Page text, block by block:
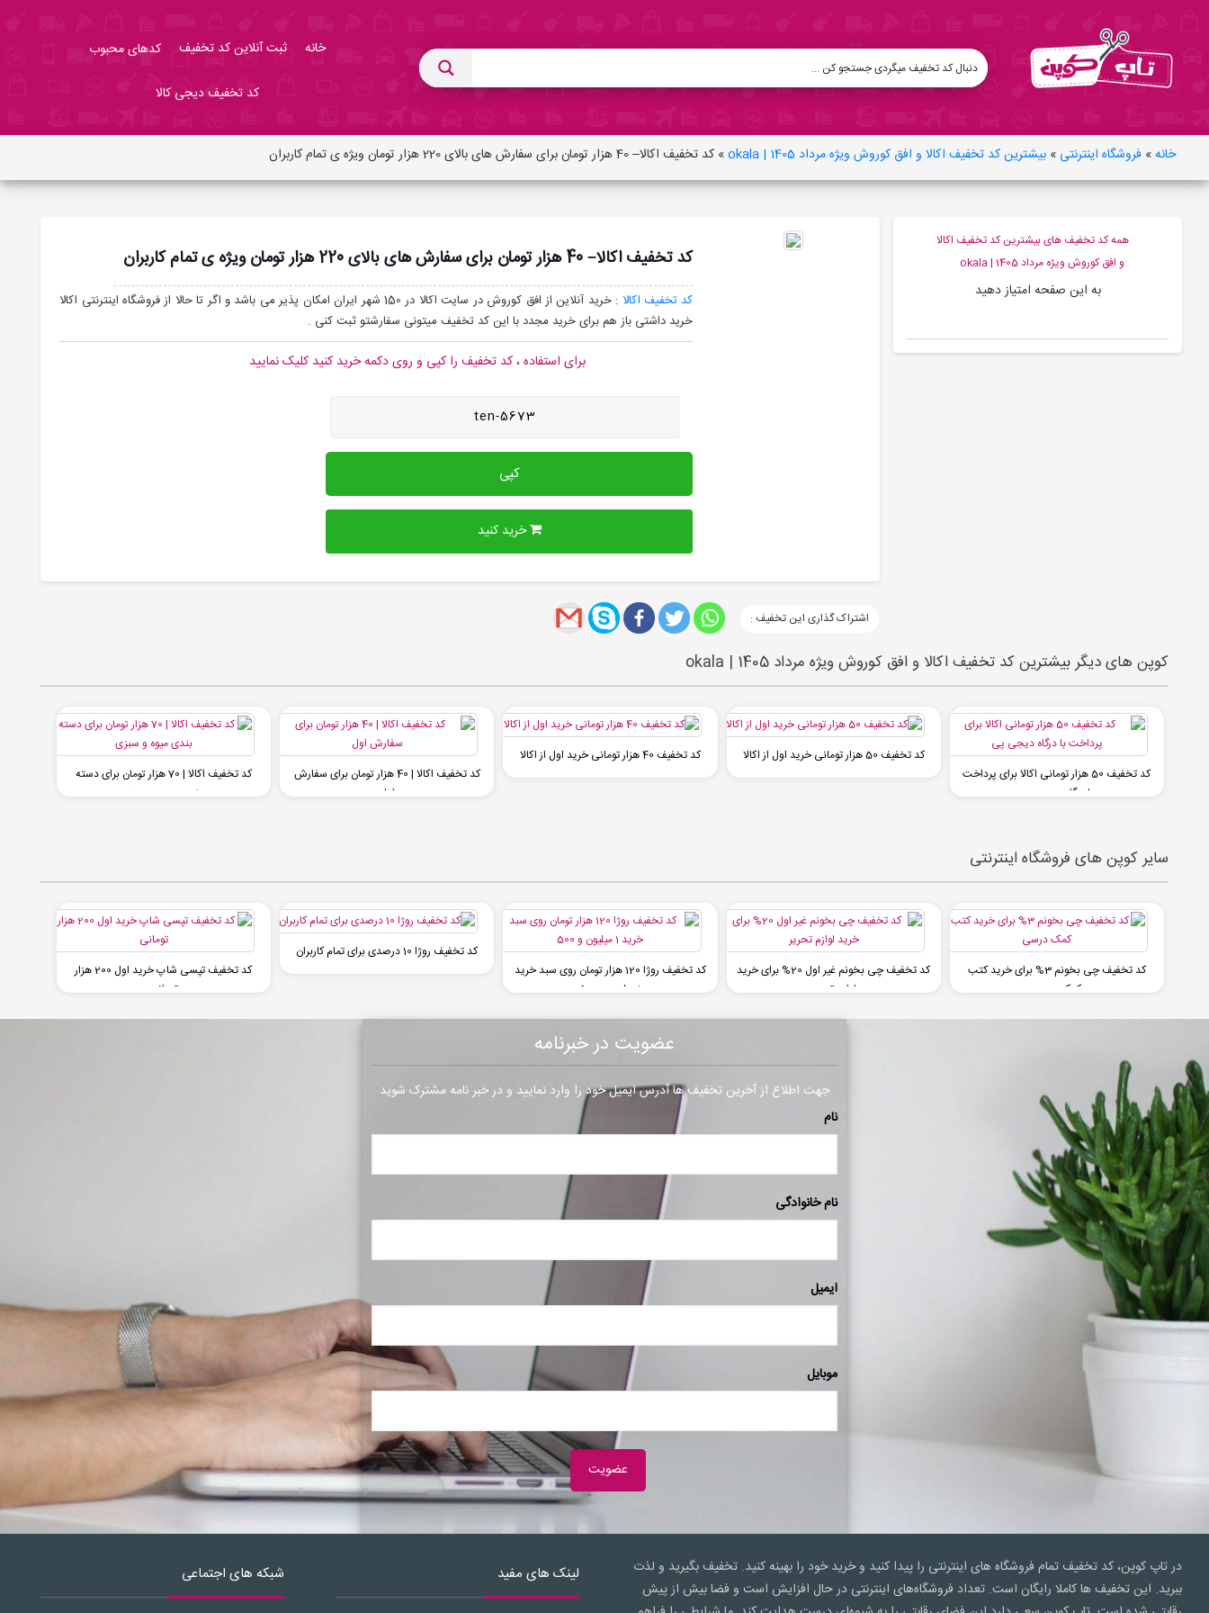
خانه ثبت آنلاین کد تخفیف کدهای محبوب
کد تخفیف دیجی کالا
خانه» فروشگاه اینترنتی » بیشترین کد تخفیف اکالا و افق کوروش ویژه مرداد 1405 | okala » کد تخفیف اکالا– 40 هزار تومان برای سفارش های بالای 220 هزار تومان ویژه ی تمام کاربران
کد تخفیف اکالا– 40 هزار تومان برای سفارش های بالای 220 هزار تومان ویژه ی تمام کاربران
کد تخفیف اکالا
: خرید آنلاین از افق کوروش در سایت اکالا در 150 شهر ایران امکان پذیر می باشد و اگر تا حالا از فروشگاه اینترنتی اکالا
خرید داشتی باز هم برای خرید مجدد با این کد تخفیف میتونی سفارشتو ثبت کنی .
برای استفاده ، کد تخفیف را کپی و روی دکمه خرید کنید کلیک نمایید
ten-5673
کپی
خرید کنید
اشتراک گذاری این تخفیف :
همه کد تخفیف های بیشترین کد تخفیف اکالا
و افق کوروش ویژه مرداد 1405 | okala
به این صفحه امتیاز دهید
کوپن های دیگر بیشترین کد تخفیف اکالا و افق کوروش ویژه مرداد 1405 | okala
کد تخفیف 50 هزار تومانی اکالا برای پرداخت
با درگاه دیجی پی
کد تخفیف 50 هزار تومانی خرید اول از اکالا
کد تخفیف 40 هزار تومانی خرید اول از اکالا
کد تخفیف اکالا | 40 هزار تومان برای سفارش
اول
کد تخفیف اکالا | 70 هزار تومان برای دسته
بندی میوه و سبزی
سایر کوپن های فروشگاه اینترنتی
کد تخفیف چی بخونم 3% برای خرید کتب
کمک درسی
کد تخفیف چی بخونم غیر اول 20% برای خرید
لوازم تحریر
کد تخفیف روژا 120 هزار تومان روی سبد خرید
1 میلیون و 500
کد تخفیف روژا 10 درصدی برای تمام کاربران
کد تخفیف تپسی شاپ خرید اول 200 هزار
تومانی
عضویت در خبرنامه
جهت اطلاع از آخرین تخفیف ها آدرس ایمیل خود را وارد نمایید و در خبر نامه مشترک شوید
نام
نام خانوادگی
ایمیل
موبایل
در تاپ کوپن، کد تخفیف تمام فروشگاه های اینترنتی را پیدا کنید و خرید خود را بهینه کنید. تخفیف بگیرید و لذت
ببرید. این تخفیف ها کاملا رایگان است. تعداد فروشگاه‌های اینترنتی در حال افزایش است و فضا بیش از پیش
لینک های مفید شبکه های اجتماعی